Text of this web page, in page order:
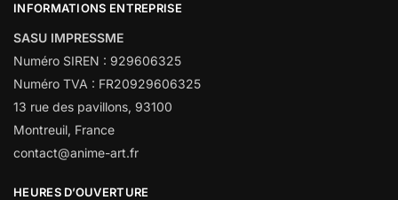
INFORMATIONS ENTREPRISE
SASU IMPRESSME
Numéro SIREN : 929606325
Numéro TVA : FR20929606325
13 rue des pavillons, 93100
Montreuil, France
contact@anime-art.fr
HEURES D’OUVERTURE